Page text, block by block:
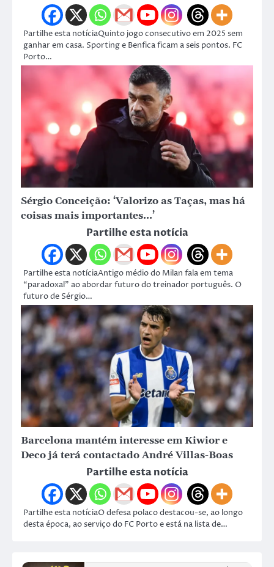
Partilhe esta notíciaQuinto jogo consecutivo em 2025 sem
ganhar em casa. Sporting e Benfica ficam a seis pontos. FC
Porto…
Sérgio Conceição: ‘Valorizo as Taças, mas há
coisas mais importantes…’
Partilhe esta notícia
Partilhe esta notíciaAntigo médio do Milan fala em tema
“paradoxal” ao abordar futuro do treinador português. O
futuro de Sérgio…
Barcelona mantém interesse em Kiwior e
Deco já terá contactado André Villas-Boas
Partilhe esta notícia
Partilhe esta notíciaO defesa polaco destacou-se, ao longo
desta época, ao serviço do FC Porto e está na lista de…